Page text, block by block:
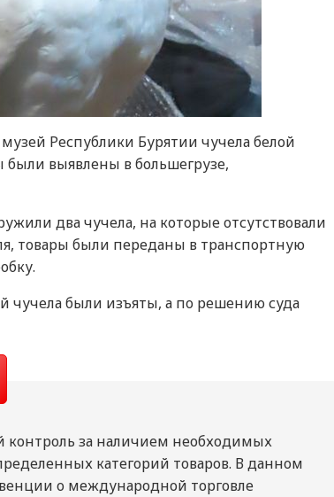
Республики Бурятии чучела белой
были выявлены в большегрузе,
два чучела, на которые отсутствовали
товары были переданы в транспортную
чучела были изъяты, а по решению суда
контроль за наличием необходимых
категорий товаров. В данном
о международной торговле